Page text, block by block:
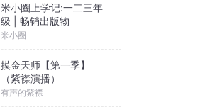
米小圈上学记:一二三年
级 | 畅销出版物
米小圈
摸金天师【第一季】
（紫襟演播）
有声的紫襟